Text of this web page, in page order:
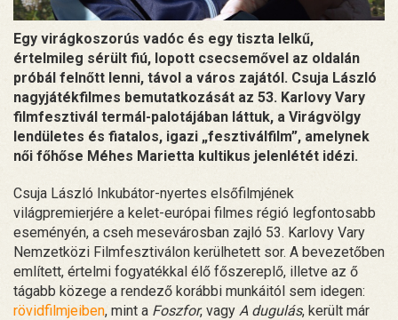
Egy virágkoszorús vadóc és egy tiszta lelkű,
értelmileg sérült fiú, lopott csecsemővel az oldalán
próbál felnőtt lenni, távol a város zajától. Csuja László
nagyjátékfilmes bemutatkozását az 53. Karlovy Vary
filmfesztivál termál-palotájában láttuk, a Virágvölgy
lendületes és fiatalos, igazi „fesztiválfilm”, amelynek
női főhőse Méhes Marietta kultikus jelenlétét idézi.
Csuja László Inkubátor-nyertes elsőfilmjének
világpremierjére a kelet-európai filmes régió legfontosabb
eseményén, a cseh mesevárosban zajló 53. Karlovy Vary
Nemzetközi Filmfesztiválon kerülhetett sor. A bevezetőben
említett, értelmi fogyatékkal élő főszereplő, illetve az ő
tágabb közege a rendező korábbi munkáitól sem idegen:
rövidfilmjeiben, mint a Foszfor, vagy A dugulás, került már